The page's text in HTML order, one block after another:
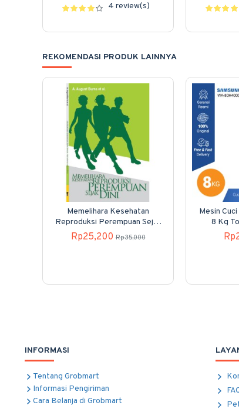
4 review(s)
REKOMENDASI PRODUK LAINNYA
Memelihara Kesehatan
Reproduksi Perempuan Sejak
Dini
Rp25,200 Rp35,000
Mesin Cuci
8 Kg
INFORMASI
Tentang Grobmart
Informasi Pengiriman
Cara Belanja di Grobmart